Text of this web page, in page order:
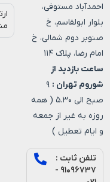
احمدآباد مستوفی،
بلوار ابولقاسم، خ
صنوبر دوم شمالی، خ
امام رضا، پلاک ۱۱۴
ساعت بازدید از
شوروم تهران : ۹
صبح الی ۵.۳۰ ( همه
روزه به غیر از جمعه
و ایام تعطیل )
تلفن ثابت :
۹۱۰۹۶۷۳۷ -